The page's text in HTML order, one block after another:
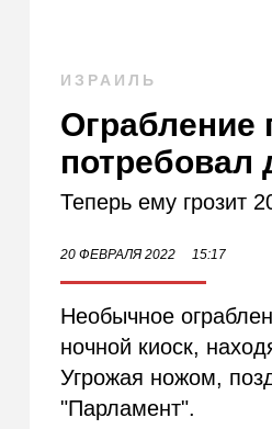
ИЗРАИЛЬ
Ограбление
потребовал
Теперь ему грозит
20 ФЕВРАЛЯ 2022 15:17
Необычное
ночной киоск,
Угрожая ножом,
"Парламент".